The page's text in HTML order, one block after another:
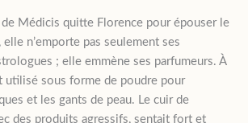
de Médicis quitte Florence pour épouser le
n’emporte pas seulement ses
; elle emmène ses parfumeurs. À
utilisé sous forme de poudre pour
et les gants de peau. Le cuir de
des produits agressifs, sentait fort et